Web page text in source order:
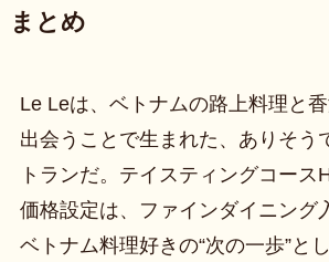
まとめ
Le Leは、ベトナムの路上料理と
出会うことで生まれた、ありそう
トランだ。テイスティングコース
価格設定は、ファインダイニング
ベトナム料理好きの“次の一歩”と